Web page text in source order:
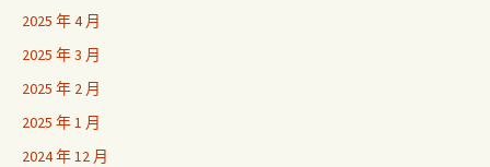
2025 年 4 月
2025 年 3 月
2025 年 2 月
2025 年 1 月
2024 年 12 月